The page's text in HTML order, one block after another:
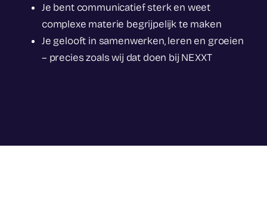
Je bent communicatief sterk en weet
complexe materie begrijpelijk te maken
Je gelooft in samenwerken, leren en groeien
– precies zoals wij dat doen bij NEXXT